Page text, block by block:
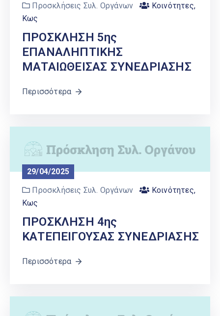
Προσκλήσεις Συλ. Οργάνων
Κοινότητες,
Κως
ΠΡΟΣΚΛΗΣΗ 5ης
ΕΠΑΝΑΛΗΠΤΙΚΗΣ
ΜΑΤΑΙΩΘΕΙΣΑΣ ΣΥΝΕΔΡΙΑΣΗΣ
Περισσότερα
29/04/2025
Προσκλήσεις Συλ. Οργάνων
Κοινότητες,
Κως
ΠΡΟΣΚΛΗΣΗ 4ης
ΚΑΤΕΠΕΙΓΟΥΣΑΣ ΣΥΝΕΔΡΙΑΣΗΣ
Περισσότερα